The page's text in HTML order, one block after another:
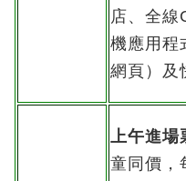
店、全
機應用程
網頁）及
上午進場
童同價，